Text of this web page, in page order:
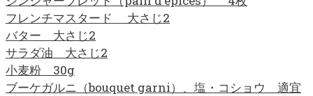
フレンチマスタード 大さじ2
バター 大さじ2
サラダ油 大さじ2
小麦粉 30g
ブーケガルニ（bouquet garni）、塩・コショウ 適宜